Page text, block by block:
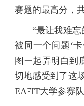
赛题的最高分，
“最让我难忘
被同一个问题‘
图一起弄明白到
切地感受到了这
EAFIT大学参赛